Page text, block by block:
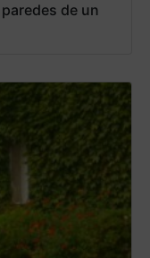
de un